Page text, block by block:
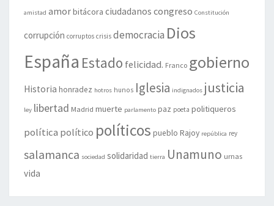
amistad amorbitácora ciudadanos congreso Constitución
corrupción corruptos crisis democracia Dios
España Estado felicidad. Franco gobierno
Historia honradez hotros hunos Iglesia indignados justicia
ley libertad Madrid muerte parlamento paz poeta politiqueros
política político políticos pueblo Rajoy república rey
salamanca sociedad solidaridad tierra Unamuno urnas
vida